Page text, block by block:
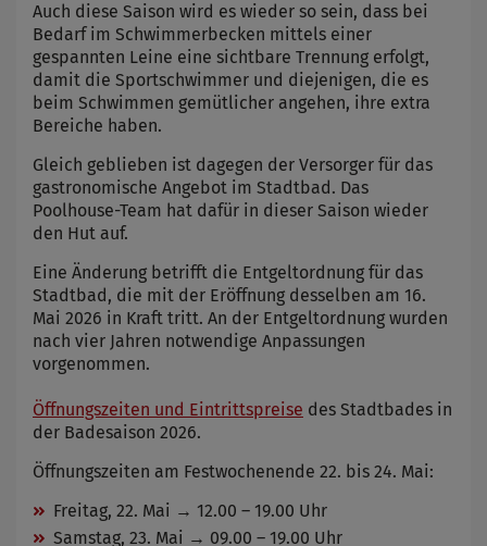
Auch diese Saison wird es wieder so sein, dass bei
Bedarf im Schwimmerbecken mittels einer
gespannten Leine eine sichtbare Trennung erfolgt,
damit die Sportschwimmer und diejenigen, die es
beim Schwimmen gemütlicher angehen, ihre extra
Bereiche haben.
Gleich geblieben ist dagegen der Versorger für das
gastronomische Angebot im Stadtbad. Das
Poolhouse-Team hat dafür in dieser Saison wieder
den Hut auf.
Eine Änderung betrifft die Entgeltordnung für das
Stadtbad, die mit der Eröffnung desselben am 16.
Mai 2026 in Kraft tritt. An der Entgeltordnung wurden
nach vier Jahren notwendige Anpassungen
vorgenommen.
Öffnungszeiten und Eintrittspreise des Stadtbades in
der Badesaison 2026.
Öffnungszeiten am Festwochenende 22. bis 24. Mai:
Freitag, 22. Mai → 12.00 – 19.00 Uhr
Samstag, 23. Mai → 09.00 – 19.00 Uhr